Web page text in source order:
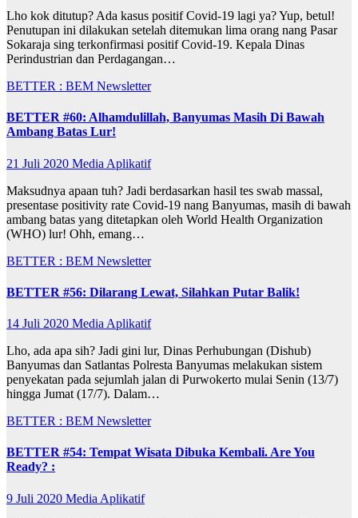
Lho kok ditutup? Ada kasus positif Covid-19 lagi ya? Yup, betul!
Penutupan ini dilakukan setelah ditemukan lima orang nang Pasar
Sokaraja sing terkonfirmasi positif Covid-19. Kepala Dinas
Perindustrian dan Perdagangan…
BETTER : BEM Newsletter
BETTER #60: Alhamdulillah, Banyumas Masih Di Bawah
Ambang Batas Lur!
21 Juli 2020 Media Aplikatif
Maksudnya apaan tuh? Jadi berdasarkan hasil tes swab massal,
presentase positivity rate Covid-19 nang Banyumas, masih di bawah
ambang batas yang ditetapkan oleh World Health Organization
(WHO) lur! Ohh, emang…
BETTER : BEM Newsletter
BETTER #56: Dilarang Lewat, Silahkan Putar Balik!
14 Juli 2020 Media Aplikatif
Lho, ada apa sih? Jadi gini lur, Dinas Perhubungan (Dishub)
Banyumas dan Satlantas Polresta Banyumas melakukan sistem
penyekatan pada sejumlah jalan di Purwokerto mulai Senin (13/7)
hingga Jumat (17/7). Dalam…
BETTER : BEM Newsletter
BETTER #54: Tempat Wisata Dibuka Kembali. Are You
Ready? :
9 Juli 2020 Media Aplikatif